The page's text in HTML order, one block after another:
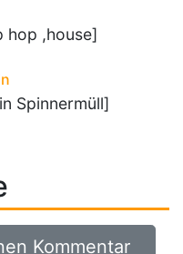
hop ,house]
Spinnermüll]
Kommentar